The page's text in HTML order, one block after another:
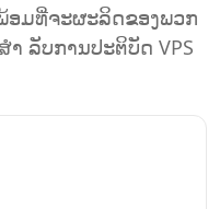
ອມທີ່ຈະຜະລິດຂອງພວກ
ລັບການປະຕິບັດ VPS